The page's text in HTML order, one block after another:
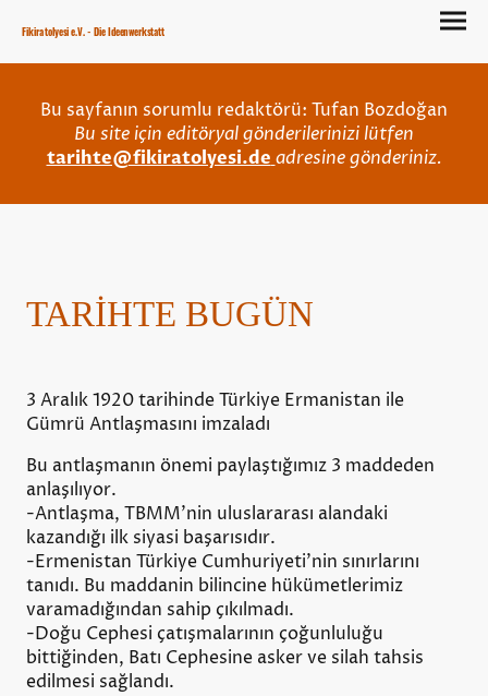
Fikiratolyesi e.V. - Die Ideenwerkstatt
Bu sayfanın sorumlu redaktörü: Tufan Bozdoğan
Bu site için editöryal gönderilerinizi lütfen
tarihte@fikiratolyesi.de adresine gönderiniz.
TARİHTE BUGÜN
3 Aralık 1920 tarihinde Türkiye Ermanistan ile
Gümrü Antlaşmasını imzaladı
Bu antlaşmanın önemi paylaştığımız 3 maddeden
anlaşılıyor.
-Antlaşma, TBMM'nin uluslararası alandaki
kazandığı ilk siyasi başarısıdır.
-Ermenistan Türkiye Cumhuriyeti'nin sınırlarını
tanıdı. Bu maddanin bilincine hükümetlerimiz
varamadığından sahip çıkılmadı.
-Doğu Cephesi çatışmalarının çoğunluluğu
bittiğinden, Batı Cephesine asker ve silah tahsis
edilmesi sağlandı.